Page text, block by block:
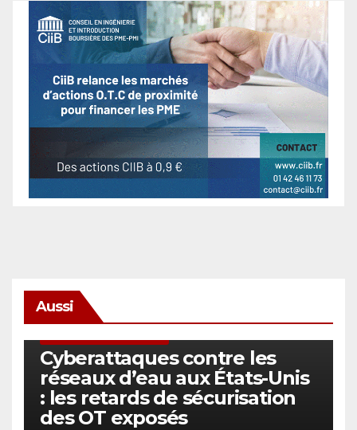
Aussi
Cyberattaques contre les
réseaux d’eau aux États-Unis
: les retards de sécurisation
des OT exposés